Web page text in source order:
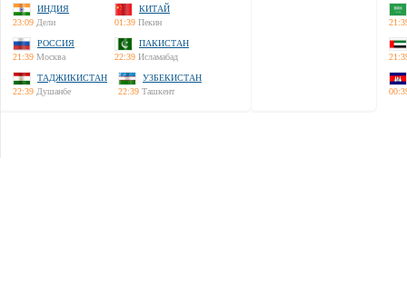
ИНДИЯ
23:09 Дели
КИТАЙ
01:39 Пекин
РОССИЯ
21:39 Москва
ПАКИСТАН
22:39 Исламабад
ТАДЖИКИСТАН
22:39 Душанбе
УЗБЕКИСТАН
22:39 Ташкент